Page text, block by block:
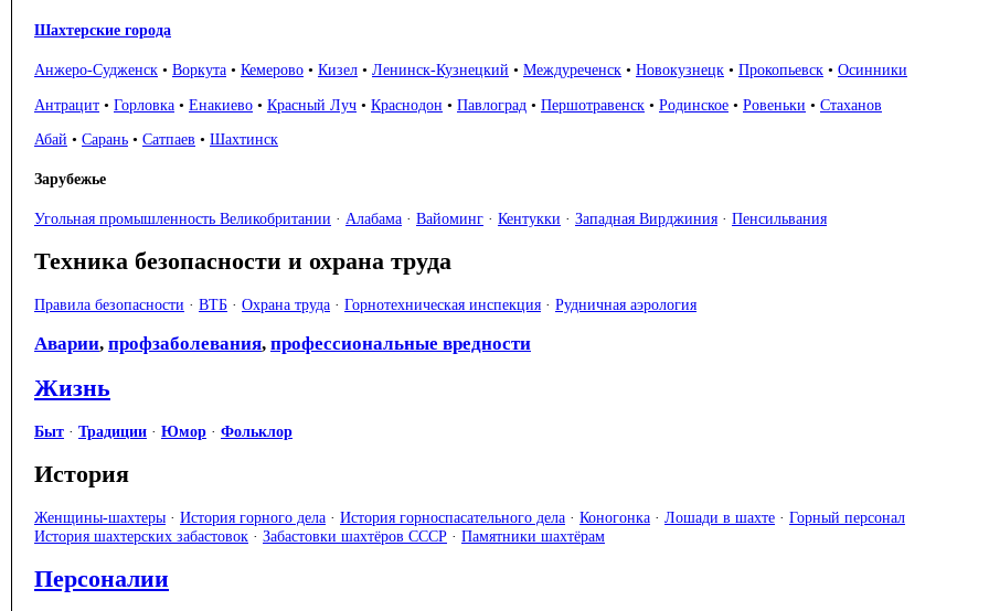
Шахтерские города
Анжеро-Судженск • Воркута • Кемерово • Кизел • Ленинск-Кузнецкий • Междуреченск • Новокузнецк • Прокопьевск • Осинники
Антрацит • Горловка • Енакиево • Красный Луч • Краснодон • Павлоград • Першотравенск • Родинское • Ровеньки • Стаханов
Абай • Сарань • Сатпаев • Шахтинск
Зарубежье
Угольная промышленность Великобритании · Алабама · Вайоминг · Кентукки · Западная Вирджиния · Пенсильвания
Техника безопасности и охрана труда
Правила безопасности · ВТБ · Охрана труда · Горнотехническая инспекция · Рудничная аэрология
Аварии, профзаболевания, профессиональные вредности
Жизнь
Быт · Традиции · Юмор · Фольклор
История
Женщины-шахтеры · История горного дела · История горноспасательного дела · Коногонка · Лошади в шахте · Горный персонал
История шахтерских забастовок · Забастовки шахтёров СССР · Памятники шахтёрам
Персоналии